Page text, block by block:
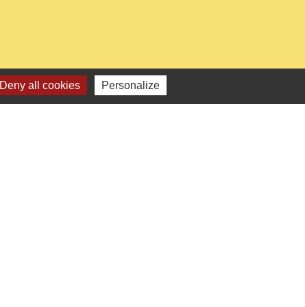
Deny all cookies Personalize